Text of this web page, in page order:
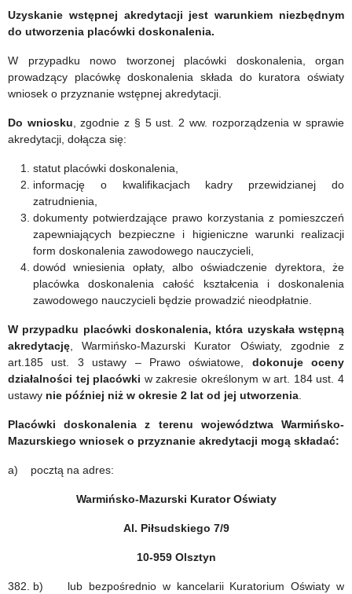
Uzyskanie wstępnej akredytacji jest warunkiem niezbędnym
do utworzenia placówki doskonalenia.
W przypadku nowo tworzonej placówki doskonalenia, organ
prowadzący placówkę doskonalenia składa do kuratora oświaty
wniosek o przyznanie wstępnej akredytacji.
Do wniosku, zgodnie z § 5 ust. 2 ww. rozporządzenia w sprawie
akredytacji, dołącza się:
statut placówki doskonalenia,
informację o kwalifikacjach kadry przewidzianej do
zatrudnienia,
dokumenty potwierdzające prawo korzystania z pomieszczeń
zapewniających bezpieczne i higieniczne warunki realizacji
form doskonalenia zawodowego nauczycieli,
dowód wniesienia opłaty, albo oświadczenie dyrektora, że
placówka doskonalenia całość kształcenia i doskonalenia
zawodowego nauczycieli będzie prowadzić nieodpłatnie.
W przypadku placówki doskonalenia, która uzyskała wstępną
akredytację, Warmińsko-Mazurski Kurator Oświaty, zgodnie z
art.185 ust. 3 ustawy – Prawo oświatowe, dokonuje oceny
działalności tej placówki w zakresie określonym w art. 184 ust. 4
ustawy nie później niż w okresie 2 lat od jej utworzenia.
Placówki doskonalenia z terenu województwa Warmińsko-
Mazurskiego wniosek o przyznanie akredytacji mogą składać:
a) pocztą na adres:
Warmińsko-Mazurski Kurator Oświaty
Al. Piłsudskiego 7/9
10-959 Olsztyn
b) lub bezpośrednio w kancelarii Kuratorium Oświaty w